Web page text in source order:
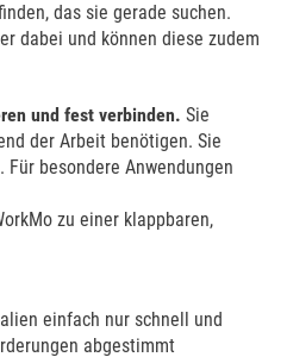
das sie gerade suchen.
dabei und können diese zudem
und fest verbinden. Sie
der Arbeit benötigen. Sie
. Für besondere Anwendungen
zu einer klappbaren,
einfach nur schnell und
abgestimmt